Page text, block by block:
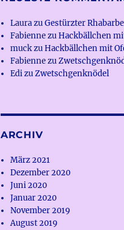
LaurazuGestürzter
FabiennezuHackbällchen
muckzuHackbällchen mit
Fabiennezu
EdizuZwetschgenknödel
ARCHIV
März 2021
Dezember 2020
Juni 2020
Januar 2020
November 2019
August 2019